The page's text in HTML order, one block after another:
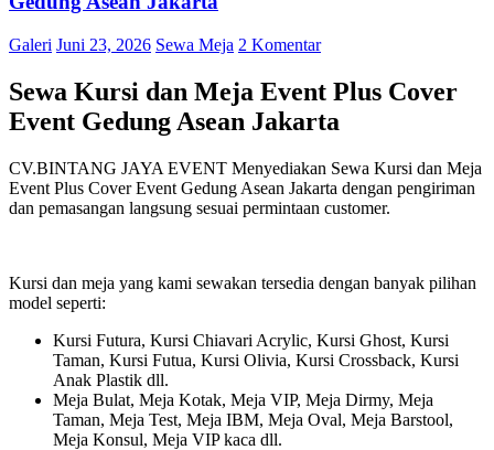
Galeri Juni 23, 2026 Sewa Meja 2 Komentar
Sewa Kursi dan Meja Event Plus Cover
Event Gedung Asean Jakarta
CV.BINTANG JAYA EVENT Menyediakan Sewa Kursi dan Meja
Event Plus Cover Event Gedung Asean Jakarta dengan pengiriman
dan pemasangan langsung sesuai permintaan customer.
Kursi dan meja yang kami sewakan tersedia dengan banyak pilihan
model seperti:
Kursi Futura, Kursi Chiavari Acrylic, Kursi Ghost, Kursi
Taman, Kursi Futua, Kursi Olivia, Kursi Crossback, Kursi
Anak Plastik dll.
Meja Bulat, Meja Kotak, Meja VIP, Meja Dirmy, Meja
Taman, Meja Test, Meja IBM, Meja Oval, Meja Barstool,
Meja Konsul, Meja VIP kaca dll.